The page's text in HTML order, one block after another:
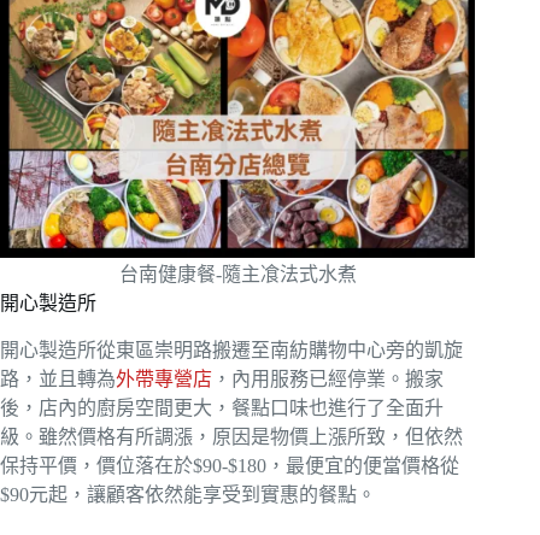
台南健康餐-隨主飡法式水煮
開心製造所
開心製造所從東區崇明路搬遷至南紡購物中心旁的凱旋
路，並且轉為外帶專營店 ，內用服務已經停業。搬家
後，店內的廚房空間更大，餐點口味也進行了全面升
級。雖然價格有所調漲，原因是物價上漲所致，但依然
保持平價，價位落在於$90-$180，最便宜的便當價格從
$90元起，讓顧客依然能享受到實惠的餐點。